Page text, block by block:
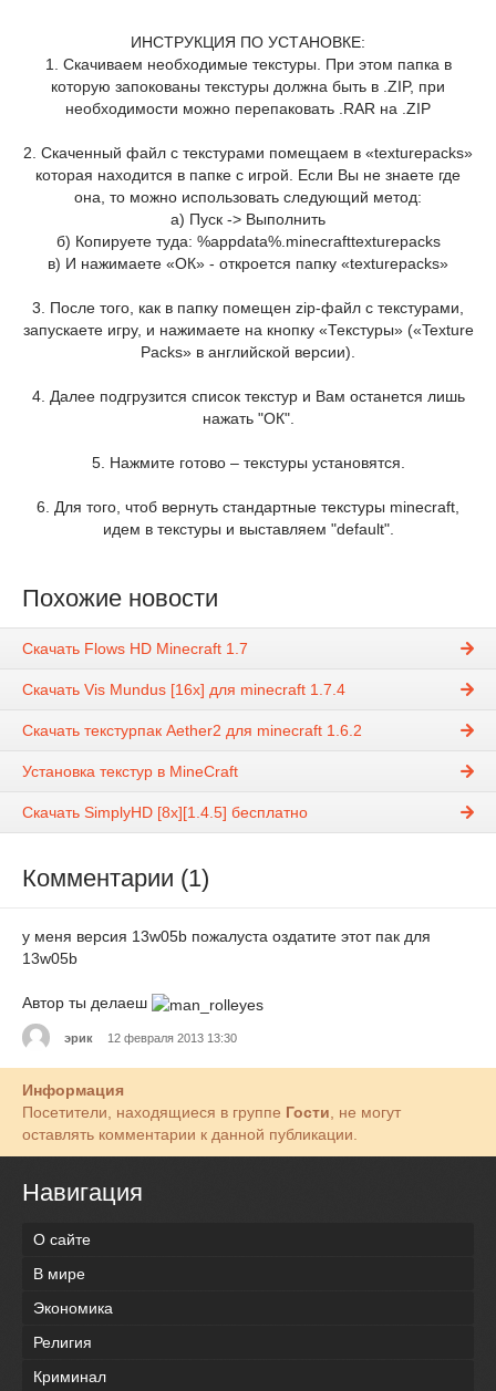
ИНСТРУКЦИЯ ПО УСТАНОВКЕ:
1. Скачиваем необходимые текстуры. При этом папка в
которую запокованы текстуры должна быть в .ZIP, при
необходимости можно перепаковать .RAR на .ZIP
2. Скаченный файл с текстурами помещаем в «texturepacks»
которая находится в папке с игрой. Если Вы не знаете где
она, то можно использовать следующий метод:
а) Пуск -> Выполнить
б) Копируете туда: %appdata%.minecrafttexturepacks
в) И нажимаете «ОК» - откроется папку «texturepacks»
3. После того, как в папку помещен zip-файл с текстурами,
запускаете игру, и нажимаете на кнопку «Текстуры» («Texture
Packs» в английской версии).
4. Далее подгрузится список текстур и Вам останется лишь
нажать "ОК".
5. Нажмите готово – текстуры установятся.
6. Для того, чтоб вернуть стандартные текстуры minecraft,
идем в текстуры и выставляем "default".
Похожие новости
Скачать Flows HD Minecraft 1.7
Скачать Vis Mundus [16x] для minecraft 1.7.4
Скачать текстурпак Aether2 для minecraft 1.6.2
Установка текстур в MineCraft
Скачать SimplyHD [8x][1.4.5] бесплатно
Комментарии (1)
у меня версия 13w05b пожалуста оздатите этот пак для
13w05b
Автор ты делаеш
эрик 12 февраля 2013 13:30
Информация
Посетители, находящиеся в группе Гости, не могут
оставлять комментарии к данной публикации.
Навигация
О сайте
В мире
Экономика
Религия
Криминал